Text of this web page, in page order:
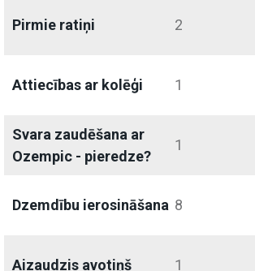
Pirmie ratiņi 2
Attiecības ar kolēģi 1
Svara zaudēšana ar
Ozempic - pieredze?
1
Dzemdību ierosināšana 8
Aizaudzis avotiņš 1